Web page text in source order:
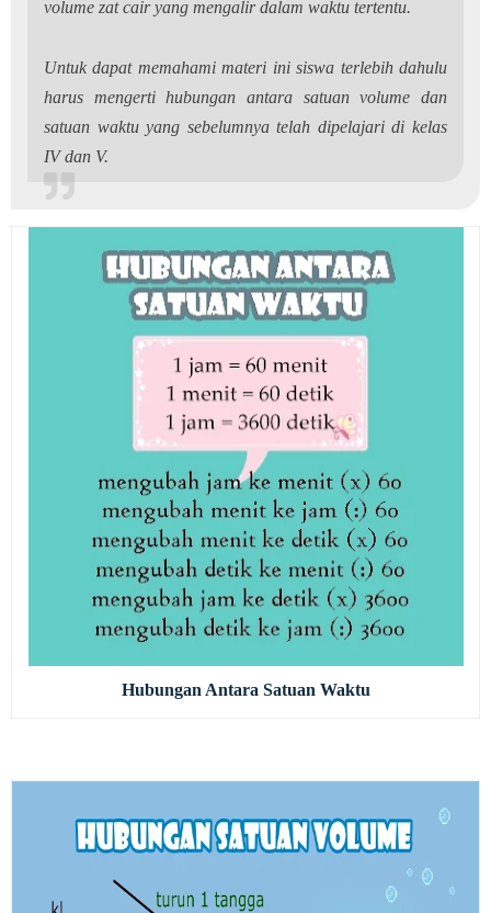
volume zat cair yang mengalir dalam waktu tertentu.
Untuk dapat memahami materi ini siswa terlebih dahulu
harus mengerti hubungan antara satuan volume dan
satuan waktu yang sebelumnya telah dipelajari di kelas
IV dan V.
Hubungan Antara Satuan Waktu